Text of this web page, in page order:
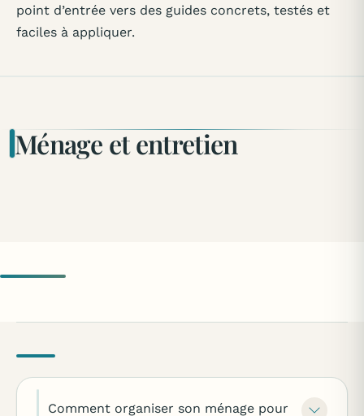
point d’entrée vers des guides concrets, testés et
faciles à appliquer.
Ménage et entretien
Comment organiser son ménage pour